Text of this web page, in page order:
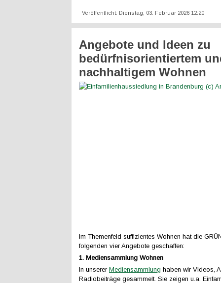
Veröffentlicht: Dienstag, 03. Februar 2026 12:20
Angebote und Ideen zu
bedürfnisorientiertem
nachhaltigem Wohnen
Im Themenfeld suffizientes Wohnen hat die
folgenden vier Angebote geschaffen:
1. Mediensammlung Wohnen
In unserer Mediensammlung haben wir Videos,
Radiobeiträge gesammelt. Sie zeigen u.a.